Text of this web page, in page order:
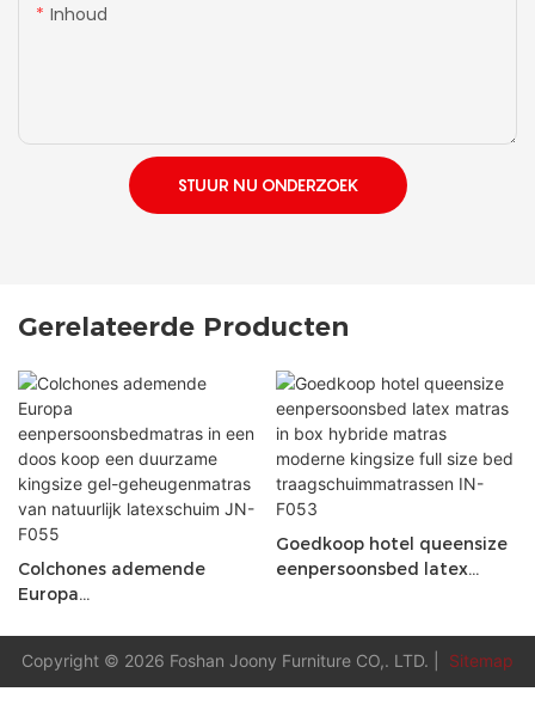
Inhoud
STUUR NU ONDERZOEK
Gerelateerde Producten
Colchones ademende
Europa
duurzame kingsize gel-
geheugenmatras van
Goedkoop hotel queensize
eenpersoonsbed latex
traagschuimmatrassen IN-
F053
Copyright © 2026 Foshan Joony Furniture CO,. LTD. | Sitemap